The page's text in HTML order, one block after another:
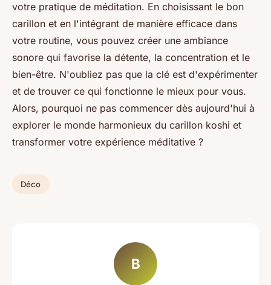
votre pratique de méditation. En choisissant le bon
carillon et en l'intégrant de manière efficace dans
votre routine, vous pouvez créer une ambiance
sonore qui favorise la détente, la concentration et le
bien-être. N'oubliez pas que la clé est d'expérimenter
et de trouver ce qui fonctionne le mieux pour vous.
Alors, pourquoi ne pas commencer dès aujourd'hui à
explorer le monde harmonieux du carillon koshi et
transformer votre expérience méditative ?
Déco
B